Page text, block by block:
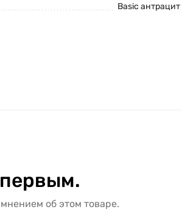
Basic антрацит
об этом товаре.